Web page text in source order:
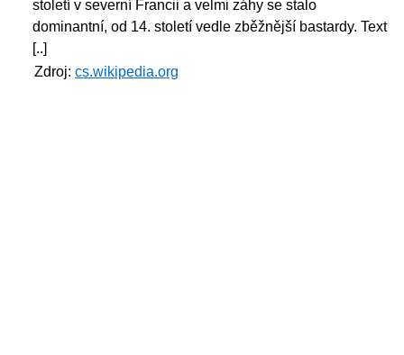
století v severní Francii a velmi záhy se stalo
dominantní, od 14. století vedle zběžnější bastardy. Text
[..]
Zdroj: cs.wikipedia.org